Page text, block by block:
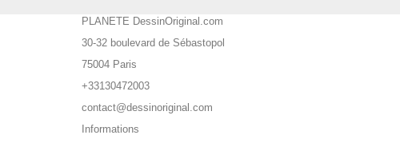
PLANETE DessinOriginal.com
30-32 boulevard de Sébastopol
75004 Paris
+33130472003
contact@dessinoriginal.com
Informations